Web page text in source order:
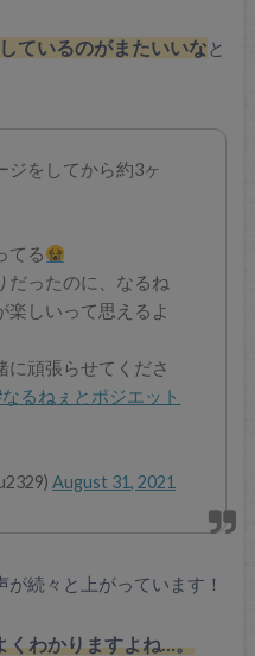
ているのがまたいいなと
ジをしてから約3ヶ
てる
だったのに、なるね
楽しいって思えるよ
に頑張らせてくださ
るねぇとポジエット
August 31, 2021
続々と上がっています！
くわかりますよね…。